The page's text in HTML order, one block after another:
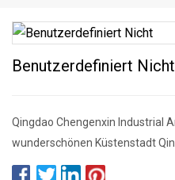
Benutzerdefiniert Nicht
Qingdao Chengenxin Industrial
wunderschönen Küstenstadt